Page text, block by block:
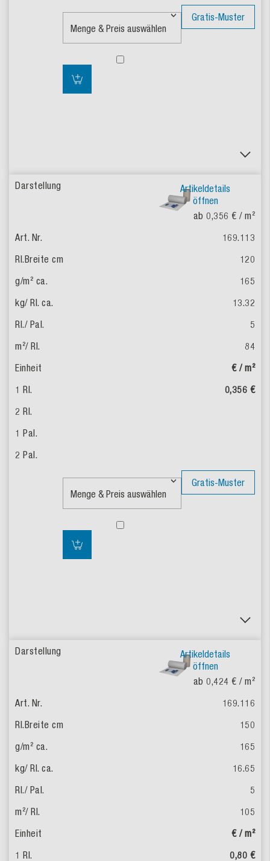
Gratis-Muster
Artikeldetails
öffnen
ab 0,356 € / m²
169.113
120
165
13.32
5
84
€ / m²
0,356 €
Gratis-Muster
Artikeldetails
öffnen
ab 0,424 € / m²
169.116
150
165
16.65
5
105
€ / m²
0,80 €